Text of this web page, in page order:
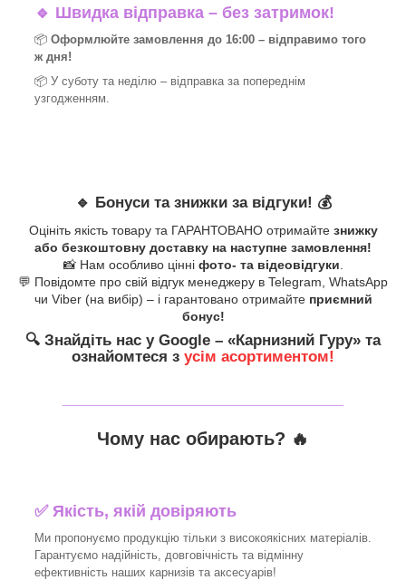
🔹 Швидка відправка – без затримок!
📦 Оформлюйте замовлення до 16:00 – відправимо того
ж дня!
📦 У суботу та неділю – відправка за попереднім
узгодженням.
🔹 Бонуси та знижки за відгуки! 💰
Оцініть якість товару та ГАРАНТОВАНО отримайте знижку
або безкоштовну доставку на наступне замовлення!
📸 Нам особливо цінні фото- та відеовідгуки.
💬 Повідомте про свій відгук менеджеру в Telegram, WhatsApp
чи Viber (на вибір) – і гарантовано отримайте приємний
бонус!
🔍 Знайдіть нас у Google – «Карнизний Гуру» та
ознайомтеся з усім асортиментом!
Чому нас обирають? 🔥
✅Якість, якій довіряють
Ми пропонуємо продукцію тільки з високоякісних матеріалів.
Гарантуємо надійність, довговічність та відмінну
ефективність наших карнизів та аксесуарів!